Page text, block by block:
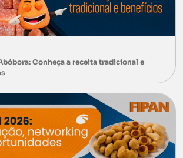
Conheça a receita tradicional e